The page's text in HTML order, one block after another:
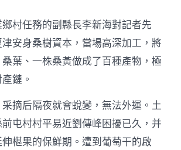
村任務的副縣長李新海對記者先
安身桑樹資本，當場高深加工，將
葉、一株桑黃做成了百種產物，極
鏈。
摘后隔夜就會蛻變，無法外運。土
屯村村平易近劉傳峰困擾已久，并
椹果的保鮮期。遭到葡萄干的啟